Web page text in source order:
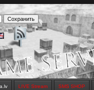
LIVE Stream SMS SHOP